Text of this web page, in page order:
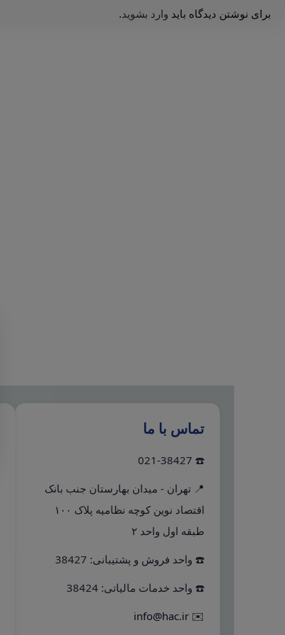
برای نوشتن دیدگاه باید وارد بشوید .
تماس با ما
☎️ 021-38427
📍 تهران - میدان بهارستان جنب بانک
اقتصاد نوین کوچه نظامیه پلاک ۱۰۰
طبقه اول واحد ۲
☎️ واحد فروش و پشتیبانی: 38427
☎️ واحد خدمات مالیاتی: 38424
✉️
info@hac.ir